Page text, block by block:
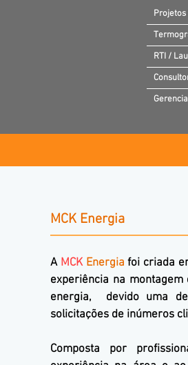
RTI /
MCK Energia
A MCK Energiafoi criada
experiência na
energia, devido uma
solicitações de inúmeros
Composta por